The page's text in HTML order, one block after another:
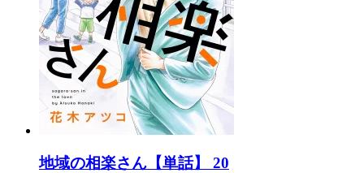
地域の相楽さん【単話】 20